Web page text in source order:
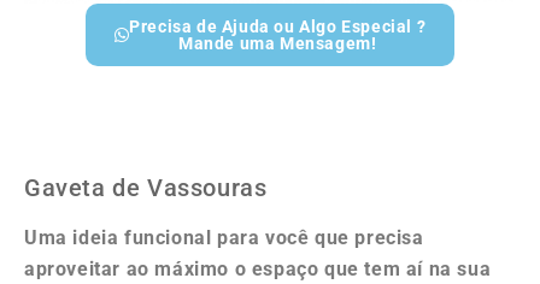
Precisa de Ajuda ou Algo Especial ?
Mande uma Mensagem!
Gaveta de Vassouras
Uma ideia funcional para você que precisa
aproveitar ao máximo o espaço que tem aí na sua